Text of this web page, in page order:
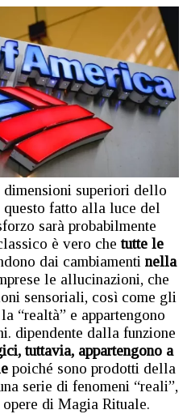
dimensioni superiori dello
questo fatto alla luce del
sarà probabilmente
è vero chetutte le
dai cambiamenti nella
le allucinazioni, che
sensoriali, così come gli
“realtà” e appartengono
dipendente dalla funzione
tuttavia, appartengono a
poiché sono prodotti della
serie di fenomeni “reali”,
di Magia Rituale.